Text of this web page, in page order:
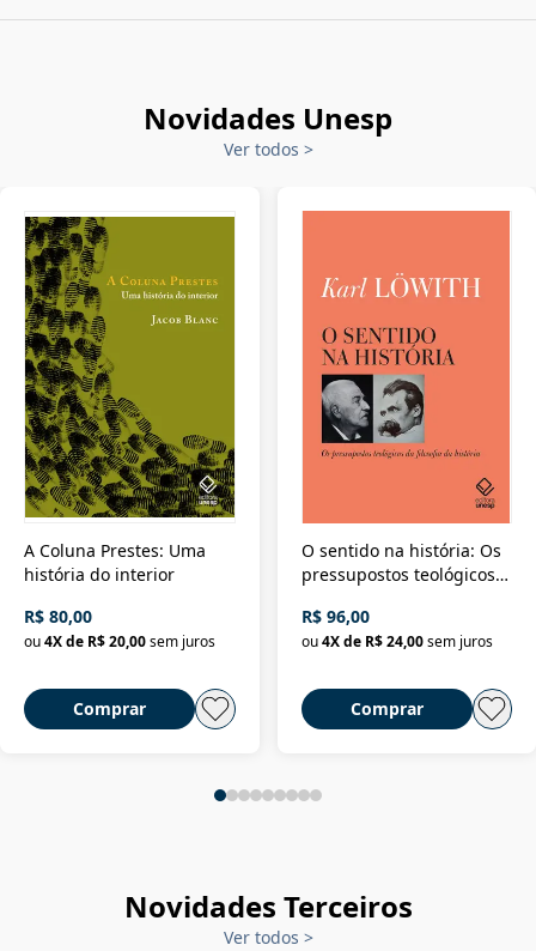
Novidades Unesp
Ver todos >
A Coluna Prestes: Uma
história do interior
R$ 80,00
ou4X de R$ 20,00sem juros
Comprar
O sentido na história: Os
pressupostos teológicos
R$ 96,00
ou 4X de R$ 24,00 sem juros
Comprar
Novidades Terceiros
Ver todos >